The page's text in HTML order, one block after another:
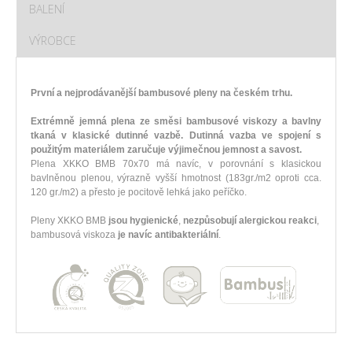
BALENÍ
VÝROBCE
První a nejprodávanější bambusové pleny na českém trhu.
Extrémně jemná plena ze směsi bambusové viskozy a bavlny
tkaná v klasické dutinné vazbě. Dutinná vazba ve spojení s
použitým materiálem zaručuje výjimečnou jemnost a savost.
Plena XKKO BMB 70x70 má navíc, v porovnání s klasickou
bavlněnou plenou, výrazně vyšší hmotnost (183gr./m2 oproti cca.
120 gr./m2) a přesto je pocitově lehká jako peříčko.
Pleny XKKO BMB jsou hygienické, nezpůsobují alergickou reakci,
bambusová viskoza je navíc antibakteriální.